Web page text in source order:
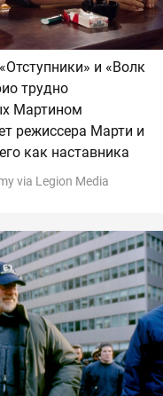
и «Волк
трудно
Мартином
режиссера Марти и
как наставника
via Legion Media